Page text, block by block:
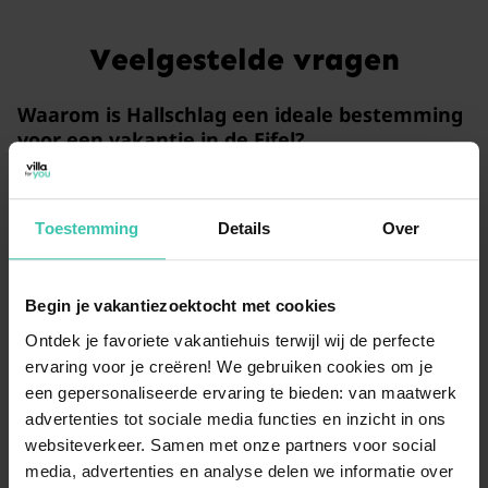
Toestemming Details Over
Begin je vakantiezoektocht met cookies
Ontdek je favoriete vakantiehuis terwijl wij de perfecte
ervaring voor je creëren! We gebruiken cookies om je
een gepersonaliseerde ervaring te bieden: van maatwerk
advertenties tot sociale media functies en inzicht in ons
websiteverkeer. Samen met onze partners voor social
media, advertenties en analyse delen we informatie over
Veelgestelde vragen
Waarom is Hallschlag een ideale bestemming
voor een vakantie in de Eifel?
Hallschlag biedt een
voor wie wil ontsnappen aan de dagelijkse drukte in
het glooiende landschap, ideaal voor lange
wandelingen of actieve fietstochten door de regio.
Zijn de vakantiehuizen in Hallschlag geschikt
voor een verblijf met buitenruimte?
Ja, de vakantiewoningen in dit dorp zijn vaak uitgerust
met eeneigen tuinwaar je heerlijk van de buitenlucht
kunt genieten. Voor extra privacy kun je specifiek
kiezen voor een woning met eenomheinde tuin , wat